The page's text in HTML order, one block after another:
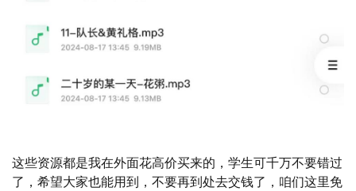
这些资源都是我在外面花高价买来的，学生可千万不要错过
了，希望大家也能用到，不要再到处去交钱了，咱们这里免